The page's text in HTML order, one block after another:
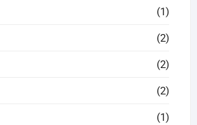
(1)
(2)
(2)
(2)
(1)